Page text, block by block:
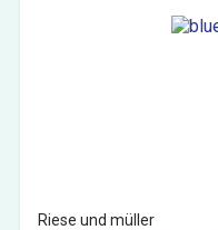
Riese und müller